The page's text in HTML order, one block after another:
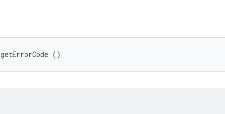
getErrorCode ()